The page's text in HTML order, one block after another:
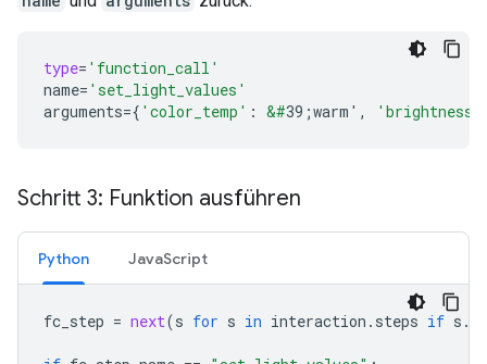
type= 'function_call'
name= 'set_light_values'
arguments={ 'color_temp' : &#39;warm' , 'brightness'
Schritt 3: Funktion ausführen
Python JavaScript
fc_step = next(s for s in interaction . steps if s .